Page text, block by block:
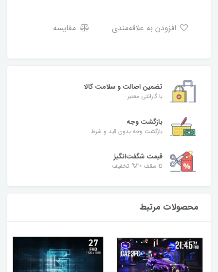
مقایسه
تضمین اصالت و سلامت کالا
با گارانتی معتبر
بازگشت وجه
بازگشت وجه بدون قید و شرط
قیمت شگفت‌انگیز
تا سقف 30% تخفیف
محصولات مرتبط